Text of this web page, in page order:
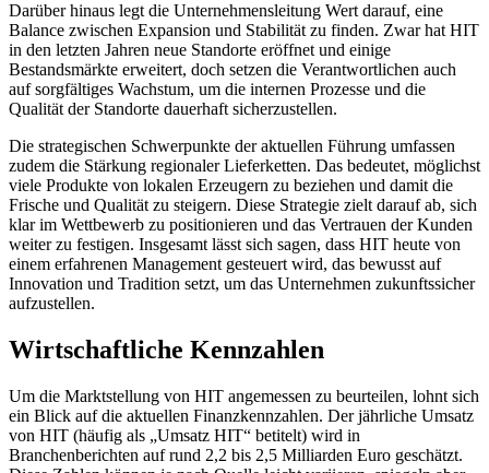
Darüber hinaus legt die Unternehmensleitung Wert darauf, eine
Balance zwischen Expansion und Stabilität zu finden. Zwar hat HIT
in den letzten Jahren neue Standorte eröffnet und einige
Bestandsmärkte erweitert, doch setzen die Verantwortlichen auch
auf sorgfältiges Wachstum, um die internen Prozesse und die
Qualität der Standorte dauerhaft sicherzustellen.
Die strategischen Schwerpunkte der aktuellen Führung umfassen
zudem die Stärkung regionaler Lieferketten. Das bedeutet, möglichst
viele Produkte von lokalen Erzeugern zu beziehen und damit die
Frische und Qualität zu steigern. Diese Strategie zielt darauf ab, sich
klar im Wettbewerb zu positionieren und das Vertrauen der Kunden
weiter zu festigen. Insgesamt lässt sich sagen, dass HIT heute von
einem erfahrenen Management gesteuert wird, das bewusst auf
Innovation und Tradition setzt, um das Unternehmen zukunftssicher
aufzustellen.
Wirtschaftliche Kennzahlen
Um die Marktstellung von HIT angemessen zu beurteilen, lohnt sich
ein Blick auf die aktuellen Finanzkennzahlen. Der jährliche Umsatz
von HIT (häufig als „Umsatz HIT“ betitelt) wird in
Branchenberichten auf rund 2,2 bis 2,5 Milliarden Euro geschätzt.